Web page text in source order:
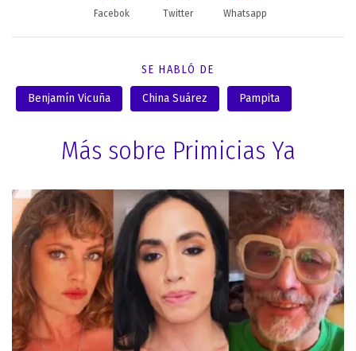
Facebok Twitter Whatsapp
SE HABLÓ DE
Benjamín Vicuña China Suárez Pampita
Más sobre Primicias Ya